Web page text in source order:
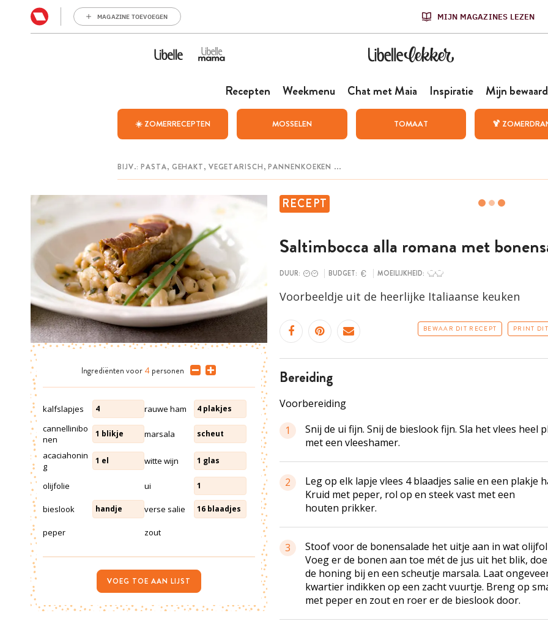
MAGAZINE TOEVOEGEN MIJN MAGAZINES LEZEN
Recepten Weekmenu Chat met Maia Inspiratie Mijn
☀️ ZOMERRECEPTEN MOSSELEN TOMAAT 🍹
RECEPT
Saltimbocca alla romana met
DUUR: BUDGET: MOEILIJKHEID:
Voorbeeldje uit de heerlijke Italiaanse keuken
BEWAAR DIT RECEPT PRINT
bereiding
Voorbereiding
1
Snij de ui fijn. Snij de bieslook fijn. Sla het vlees heel
met een vleeshamer.
2
Leg op elk lapje vlees 4 blaadjes salie en een plakje
Kruid met peper, rol op en steek vast met een
houten prikker.
3
Stoof voor de bonensalade het uitje aan in wat
Voeg er de bonen aan toe mét de jus uit het blik,
de honing bij en een scheutje marsala. Laat
kwartier indikken op een zacht vuurtje. Breng op
met peper en zout en roer er de bieslook door.
Ingrediënten voor 4 personen
kalfslapjes 4 rauwe ham 4 plakjes
cannellinibo
nen
1 blikje marsala scheut
acaciahonin
g
1 el witte wijn 1 glas
olijfolie ui 1
bieslook handje verse salie 16 blaadjes
peper zout
VOEG TOE AAN LIJST